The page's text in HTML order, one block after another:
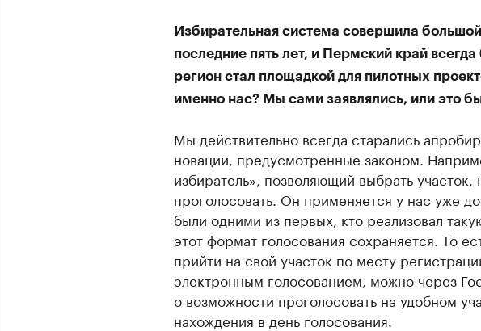
Избирательная система совершила
последние пять лет, и Пермский край
регион стал площадкой для пилотных
именно нас? Мы сами заявлялись, или это
Мы действительно всегда старались
новации, предусмотренные законом.
избиратель», позволяющий выбрать
проголосовать. Он применяется у нас уже
были одними из первых, кто реализовал
этот формат голосования сохраняется. То
прийти на свой участок по месту
электронным голосованием, можно через
о возможности проголосовать на удобном
нахождения в день голосования.